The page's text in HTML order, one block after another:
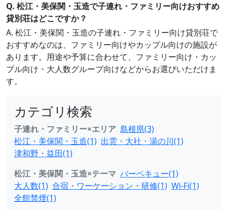
Q. 松江・美保関・玉造で子連れ・ファミリー向けおすすめ
貸別荘はどこですか？
A. 松江・美保関・玉造の子連れ・ファミリー向け貸別荘で
おすすめなのは、ファミリー向けやカップル向けの施設が
あります。用途や予算に合わせて、ファミリー向け・カッ
プル向け・大人数グループ向けなどからお選びいただけま
す。
カテゴリ検索
子連れ・ファミリー×エリア 島根県(3)
松江・美保関・玉造(1) 出雲・大社・湯の川(1)
津和野・益田(1)
松江・美保関・玉造×テーマ バーベキュー(1)
大人数(1) 合宿・ワーケーション・研修(1) Wi-Fi(1)
全館禁煙(1)